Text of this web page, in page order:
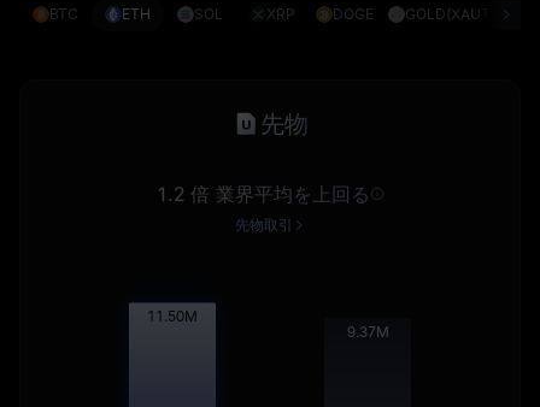
BTC ETH SOL XRP DOGE GOLD(XAUT)
先物
1.2 倍 業界平均を上回る
先物取引
11.51M
9.38M